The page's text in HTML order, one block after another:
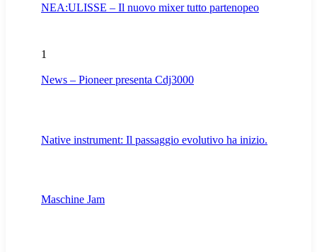
NEA:ULISSE – Il nuovo mixer tutto partenopeo
1
News – Pioneer presenta Cdj3000
Native instrument: Il passaggio evolutivo ha inizio.
Maschine Jam